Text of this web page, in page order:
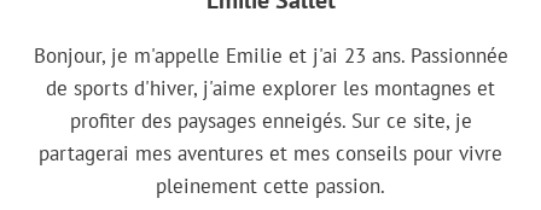
Bonjour, je m'appelle Emilie et j'ai 23 ans. Passionnée
de sports d'hiver, j'aime explorer les montagnes et
profiter des paysages enneigés. Sur ce site, je
partagerai mes aventures et mes conseils pour vivre
pleinement cette passion.